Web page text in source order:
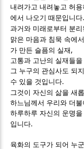
내려가고 내려놓고 허
에서 나오기 때문입니다.
과거와 미래로부터 분
맑은 마음과 침묵 속에
가 만든 슬픔의 실재 ,
고통과 고난의 실재들
그 누구의 관심사도 되
수 있을 것입니다.
그것이 자신의 삶을 새
하느님께서 우리와 더
하루하루 자신의 운명
입니다.
육화의 도구가 되어 누